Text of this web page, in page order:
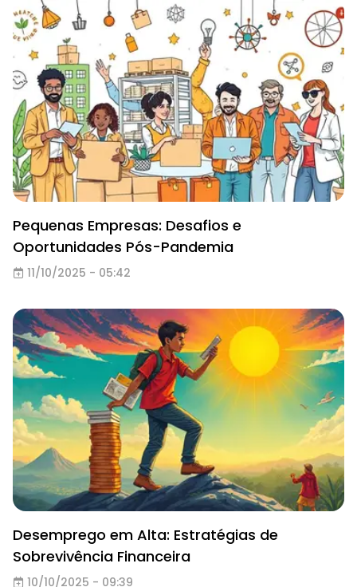
Pequenas Empresas: Desafios e
Oportunidades Pós-Pandemia
11/10/2025 - 05:42
Desemprego em Alta: Estratégias de
Sobrevivência Financeira
10/10/2025 - 09:39